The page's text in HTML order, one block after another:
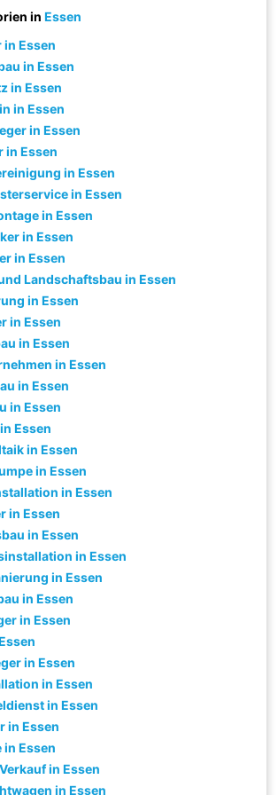
inEssen
in Essen
in Essen
in Essen
in Essen
in Essen
in Essen
in Essen
in Essen
in Essen
in Essen
in Essen
Landschaftsbau in Essen
in Essen
in Essen
in Essen
in Essen
in Essen
in Essen
Essen
in Essen
in Essen
in Essen
in Essen
in Essen
in Essen
in Essen
in Essen
in Essen
in Essen
in Essen
in Essen
in Essen
in Essen
in Essen
in Essen